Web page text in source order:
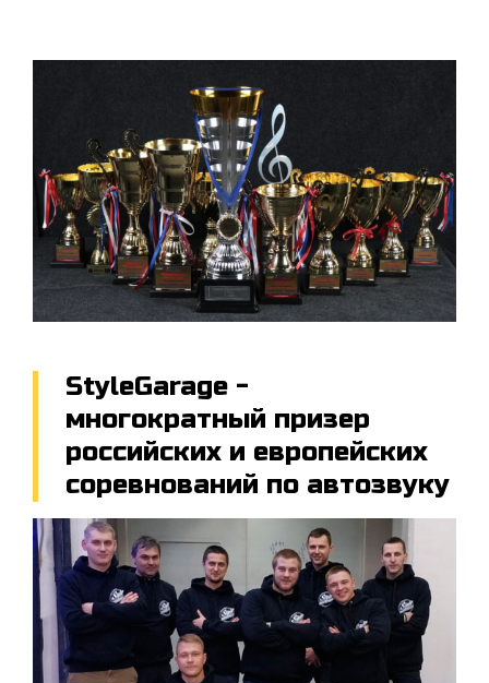
StyleGarage -
многократный призер
российских и европейских
соревнований по автозвуку